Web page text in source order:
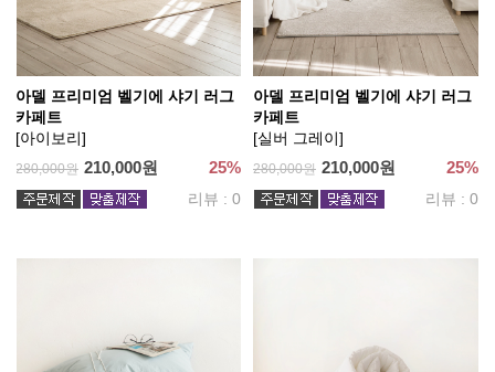
아델 프리미엄 벨기에 샤기 러그
카페트
[아이보리]
280,000원 210,000원 25%
리뷰 : 0
아델 프리미엄 벨기에 샤기 러그
카페트
[실버 그레이]
280,000원 210,000원 25%
리뷰 : 0